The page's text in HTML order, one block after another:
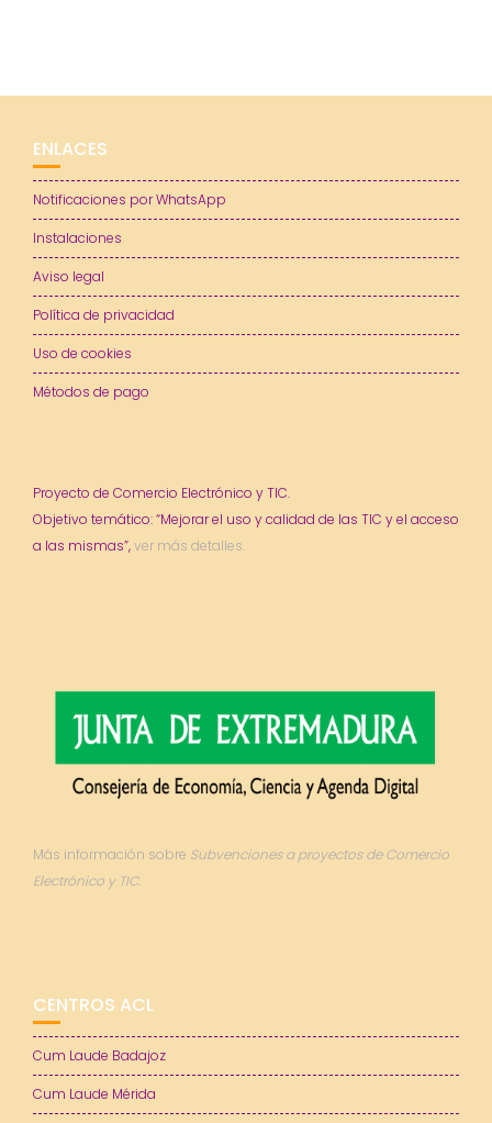
ENLACES
Notificaciones por WhatsApp
Instalaciones
Aviso legal
Política de privacidad
Uso de cookies
Métodos de pago
Proyecto de Comercio Electrónico y TIC.
Objetivo temático: “Mejorar el uso y calidad de las TIC y el acceso
a las mismas”,ver más detalles.
Más información sobre Subvenciones a proyectos de Comercio
Electrónico y TIC.
CENTROS ACL
Cum Laude Badajoz
Cum Laude Mérida